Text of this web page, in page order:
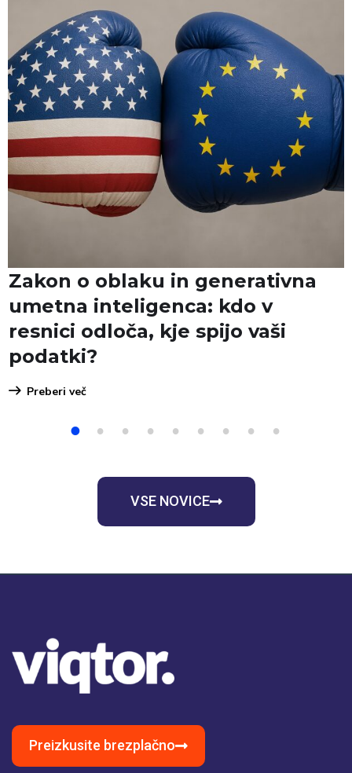
Zakon o oblaku in generativna
umetna inteligenca: kdo v
resnici odloča, kje spijo vaši
podatki?
Preberi več
1 2 3 4 5 6 7 8 9
VSE NOVICE
Preizkusite brezplačno